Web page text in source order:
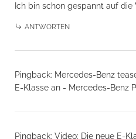
Ich bin schon gespannt auf die
ANTWORTEN
Pingback: Mercedes-Benz
E-Klasse an - Mercedes-Benz
Pingback: Video: Die neue E-